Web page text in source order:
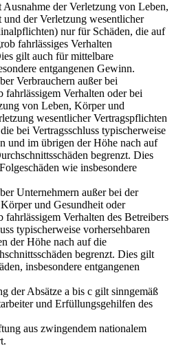
der Verletzung von Leben,
der Verletzung wesentlicher
nur für Schäden, die auf
fahrlässiges Verhalten
gilt auch für mittelbare
entgangenen Gewinn.
Verbrauchern außer bei
fahrlässigem Verhalten oder bei
von Leben, Körper und
wesentlicher Vertragspflichten
bei Vertragsschluss typischerweise
und im übrigen der Höhe nach auf
begrenzt. Dies
wie insbesondere
Unternehmern außer bei der
und Gesundheit oder
fahrlässigem Verhalten des Betreibers
typischerweise vorhersehbaren
der Höhe nach auf die
begrenzt. Dies gilt
insbesondere entgangenen
der Absätze a bis c gilt sinngemäß
und Erfüllungsgehilfen des
aus zwingendem nationalem